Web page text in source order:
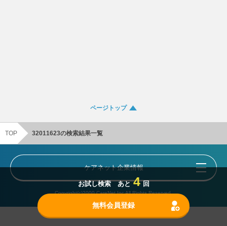
ページトップ
TOP 32011623の検索結果一覧
ケアネット企業情報
Copyright(c)2000 CareNet,Inc All Rights Reserved.
お試し検索 あと 4 回
無料会員登録